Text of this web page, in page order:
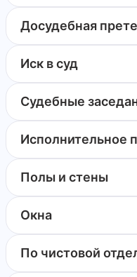
Досудебная
Иск в суд
Судебные
Исполнительное
Полы и стены
Окна
По чистовой